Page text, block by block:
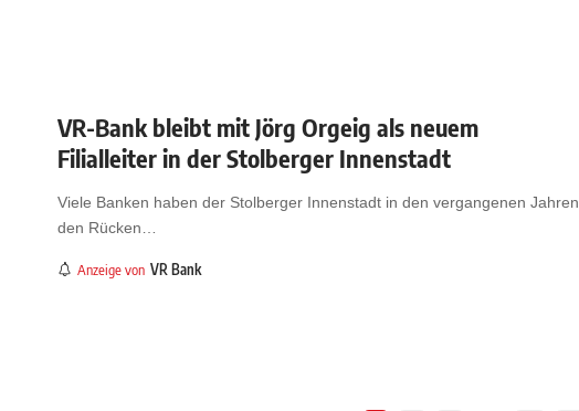
VR-Bank bleibt mit Jörg Orgeig als neuem
Filialleiter in der Stolberger Innenstadt
Viele Banken haben der Stolberger Innenstadt in den vergangenen Jahren
den Rücken…
Anzeige von VR Bank